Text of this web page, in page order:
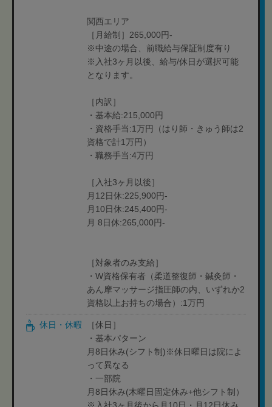
関西エリア
［月給制］265,000円-
※中途の場合、前職給与保証制度有り
※入社3ヶ月以後、給与/休日が選択可能
となります。
［内訳］
・基本給:215,000円
・資格手当:1万円（はり師・きゅう師は2
資格で計1万円）
・職務手当:4万円
［入社3ヶ月以後］
月12日休:225,900円-
月10日休:245,400円-
月 8日休:265,000円-
［対象者のみ支給］
・W資格保有者（柔道整復師・鍼灸師・
あん摩マッサージ指圧師の内、いずれか2
資格以上お持ちの場合）:1万円
休日・休暇
［休日］
・基本パターン
月8日休み(シフト制)※休日曜日は院によ
って異なる
・一部院
月8日休み(木曜日固定休み+他シフト制）